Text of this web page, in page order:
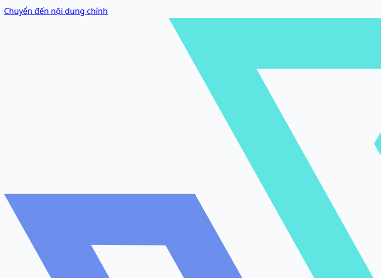
Chuyển đến nội dung chính